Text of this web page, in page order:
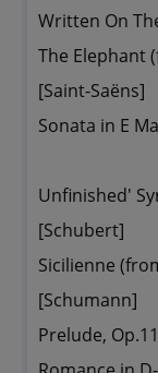
Written On
The Elephant
[Saint-
Sonata in E
Unfinished'
[Schubert]
Sicilienne
[Schumann]
Prelude,